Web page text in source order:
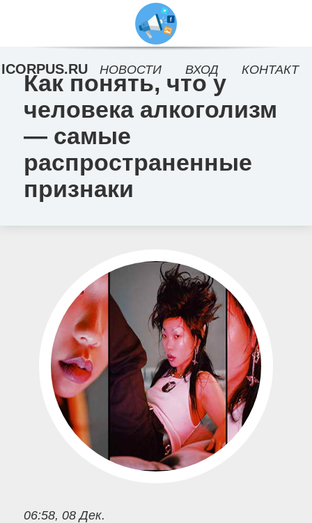
Как понять, что у
человека алкоголизм
— самые
распространенные
признаки
06:58, 08 Дек.
ICORPUS.RU НОВОСТИ ВХОД КОНТАКТ